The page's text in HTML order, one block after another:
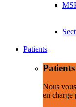
Patients
Patients
Nous
en charge